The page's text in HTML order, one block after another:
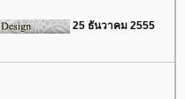
25 ธันวาคม 2555